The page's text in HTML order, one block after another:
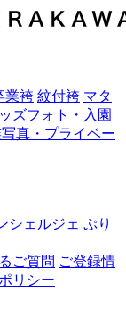
業袴 紋付袴 マタ
ズフォト・入園
真・プライベー
シェルジェ ぷり
ご質問 ご登録情
リシー